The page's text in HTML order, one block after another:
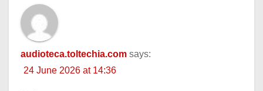
audioteca.toltechia.com says:
24 June 2026 at 14:36